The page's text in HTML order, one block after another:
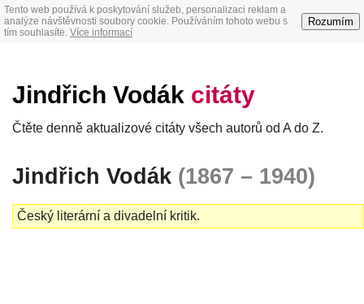
Tento web používá k poskytování služeb, personalizaci reklam a
analýze návštěvnosti soubory cookie. Používáním tohoto webu s
tím souhlasíte. Více informací
Rozumím
Jindřich Vodák citáty
Čtěte denně aktualizové citáty všech autorů od A do Z.
Jindřich Vodák (1867 – 1940)
Český literární a divadelní kritik.